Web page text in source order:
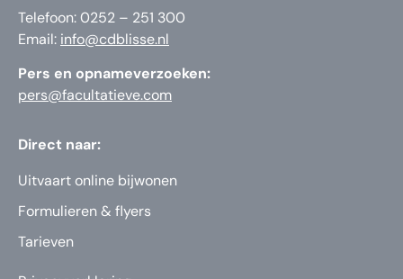
Telefoon: 0252 – 251 300
Email: info@cdblisse.nl
Pers en opnameverzoeken:
pers@facultatieve.com
Direct naar:
Uitvaart online bijwonen
Formulieren & flyers
Tarieven